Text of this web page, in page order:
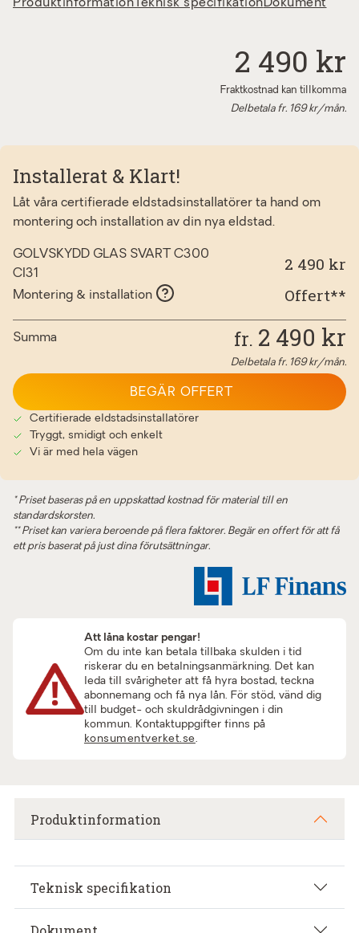
Produktinformation Teknisk specifikationDokument
2 490 kr
Fraktkostnad kan tillkomma
Delbetala fr. 169kr/mån.
Installerat & Klart!
Låt våra certifierade eldstadsinstallatörer ta hand om
montering och installation av din nya eldstad.
GOLVSKYDD GLAS SVART C300
CI31
2 490 kr
Montering & installation Offert**
Summa fr. 2 490 kr
Delbetala fr. 169kr/mån.
Certifierade eldstadsinstallatörer
Tryggt, smidigt och enkelt
Vi är med hela vägen
BEGÄR OFFERT
* Priset baseras på en uppskattad kostnad för material till en
standardskorsten.
** Priset kan variera beroende på flera faktorer. Begär en offert för att få
ett pris baserat på just dina förutsättningar.
Att låna kostar pengar!
Om du inte kan betala tillbaka skulden i tid
riskerar du en betalningsanmärkning. Det kan
leda till svårigheter att få hyra bostad, teckna
abonnemang och få nya lån. För stöd, vänd dig
till budget- och skuldrådgivningen i din
kommun. Kontaktuppgifter finns på
konsumentverket.se.
Produktinformation
Teknisk specifikation